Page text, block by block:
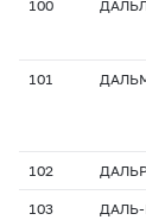
100
101
102
103